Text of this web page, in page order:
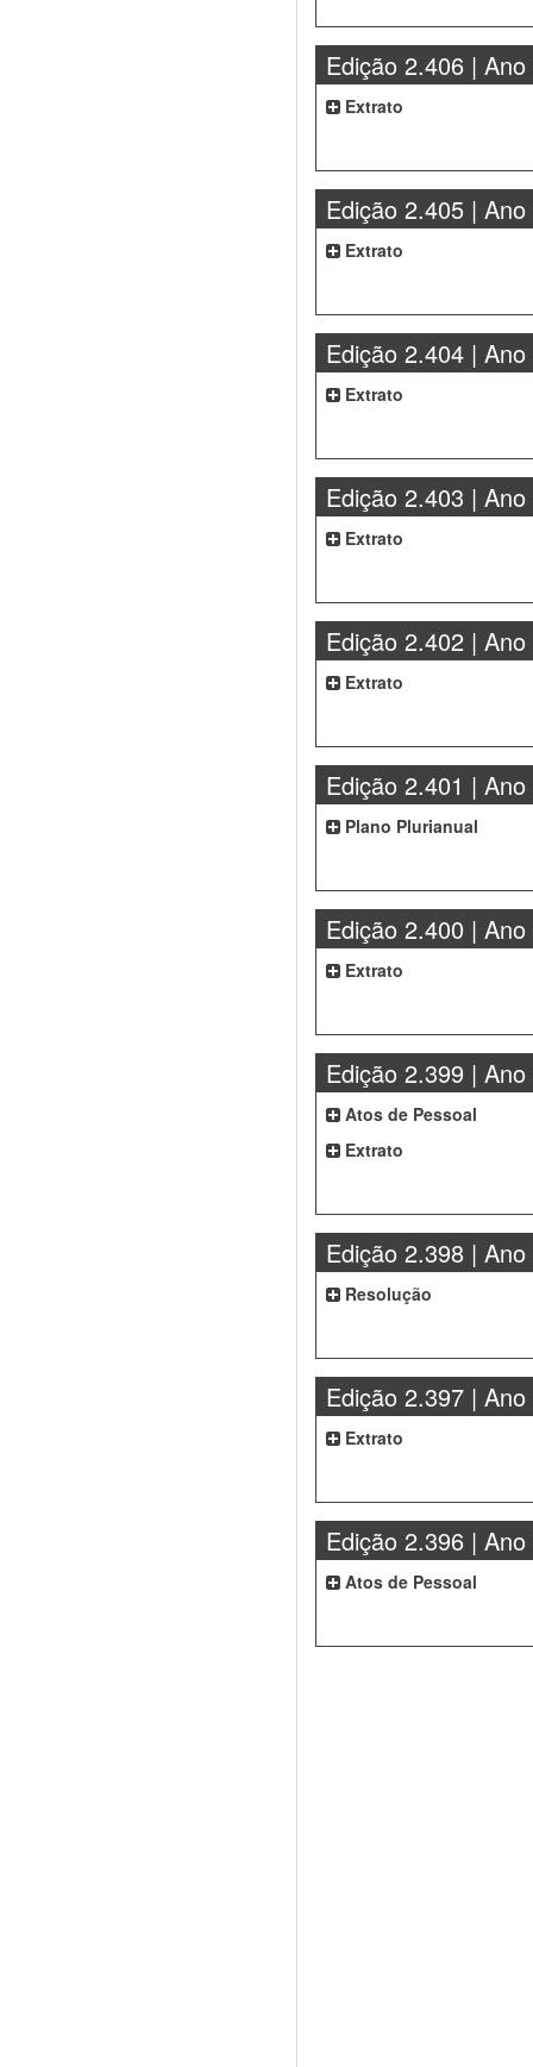
Edição 2.406 |
Extrato
Edição 2.405 |
Extrato
Edição 2.404 |
Extrato
Edição 2.403 |
Extrato
Edição 2.402 |
Extrato
Edição 2.401 |
Plano Plurianual
Edição 2.400 |
Extrato
Edição 2.399 |
Atos de Pessoal
Extrato
Edição 2.398 |
Resolução
Edição 2.397 |
Extrato
Edição 2.396 |
Atos de Pessoal